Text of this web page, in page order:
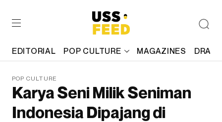
EDITORIAL POP CULTURE MAGAZINES
POP CULTURE
Karya Seni Milik Seniman
Indonesia Dipajang di